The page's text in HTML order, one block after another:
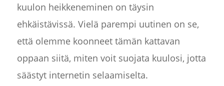
kuulon heikkeneminen on täysin
ehkäistävissä. Vielä parempi uutinen on se,
että olemme koonneet tämän kattavan
oppaan siitä, miten voit suojata kuulosi, jotta
säästyt internetin selaamiselta.